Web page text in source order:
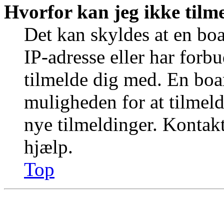
Hvorfor kan jeg ikke
Det kan skyldes at en
IP-adresse eller har
tilmelde dig med. En
muligheden for at
nye tilmeldinger.
hjælp.
Top